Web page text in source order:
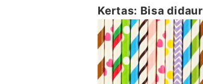
Kertas: Bisa